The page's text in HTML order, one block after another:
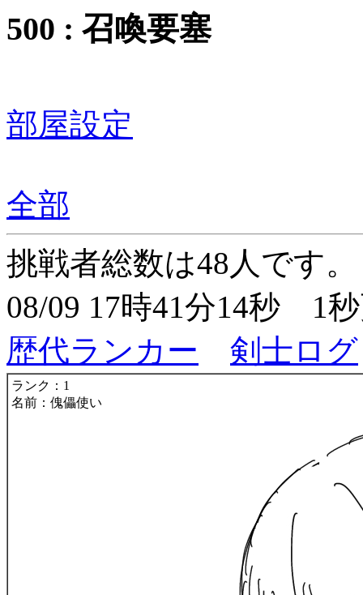
500 : 召喚要塞
部屋設定
全部
挑戦者総数は48人です。
08/09 17時41分14秒 1
歴代ランカー
剣士ログ
ランク：1
名前：傀儡使い